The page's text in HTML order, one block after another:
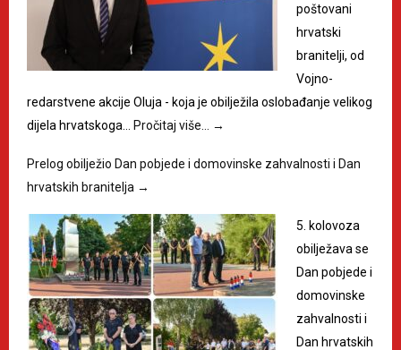
poštovani
hrvatski
branitelji, od
Vojno-
redarstvene akcije Oluja - koja je obilježila oslobađanje velikog
dijela hrvatskoga… Pročitaj više… →
Prelog obilježio Dan pobjede i domovinske zahvalnosti i Dan
hrvatskih branitelja →
5. kolovoza
obilježava se
Dan pobjede i
domovinske
zahvalnosti i
Dan hrvatskih